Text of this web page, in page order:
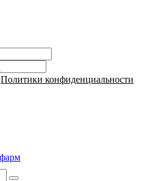
Политики конфиденциальности